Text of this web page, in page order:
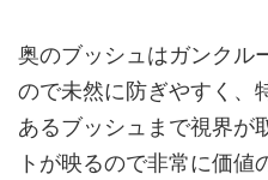
奥のブッシュはガンクル
ので未然に防ぎやすく、
あるブッシュまで視界が
トが映るので非常に価値